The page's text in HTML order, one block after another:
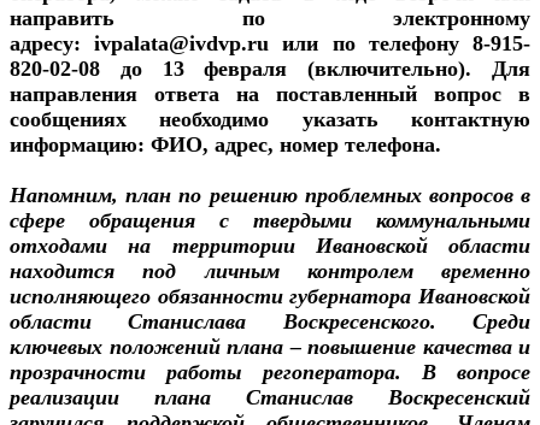
направить по электронному
адресу:ivpalata@ivdvp.ru или по телефону 8-915-
820-02-08 до 13 февраля (включительно). Для
направления ответа на поставленный вопрос в
сообщениях необходимо указать контактную
информацию: ФИО, адрес, номер телефона.
Напомним, план по решению проблемных вопросов в
сфере обращения с твердыми коммунальными
отходами на территории Ивановской области
находится под личным контролем временно
исполняющего обязанности губернатора Ивановской
области Станислава Воскресенского. Среди
ключевых положений плана – повышение качества и
прозрачности работы регоператора. В вопросе
реализации плана Станислав Воскресенский